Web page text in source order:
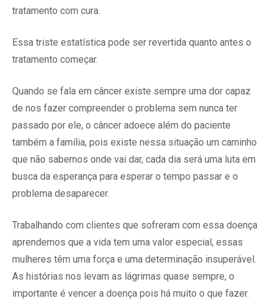
tratamento com cura.
Essa triste estatística pode ser revertida quanto antes o
tratamento começar.
Quando se fala em câncer existe sempre uma dor capaz
de nos fazer compreender o problema sem nunca ter
passado por ele, o câncer adoece além do paciente
também a família, pois existe nessa situação um caminho
que não sabemos onde vai dar, cada dia será uma luta em
busca da esperança para esperar o tempo passar e o
problema desaparecer.
Trabalhando com clientes que sofreram com essa doença
aprendemos que a vida tem uma valor especial, essas
mulheres têm uma força e uma determinação insuperável.
As histórias nos levam as lágrimas quase sempre, o
importante é vencer a doença pois há muito o que fazer.